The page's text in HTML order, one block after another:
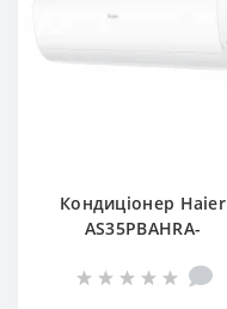
Кондиціонер Haier
AS35PBAHRA-